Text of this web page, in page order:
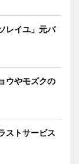
レイユ」元パ
ウやモズクの
ストサービス